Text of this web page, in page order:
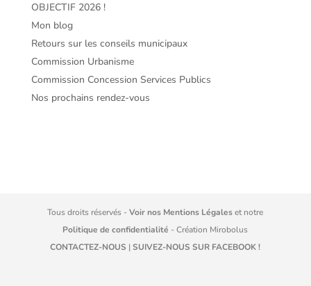
OBJECTIF 2026 !
Mon blog
Retours sur les conseils municipaux
Commission Urbanisme
Commission Concession Services Publics
Nos prochains rendez-vous
Tous droits réservés -Voir nos Mentions Légaleset notre
Politique de confidentialité - Création Mirobolus
CONTACTEZ-NOUS |SUIVEZ-NOUS SUR FACEBOOK !